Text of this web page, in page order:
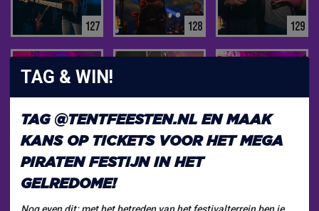
127 128 129
130 131
TAG & WIN!
TAG @TENTFEESTEN.NL EN MAAK
KANS OP TICKETS VOOR HETMEGA
PIRATEN FESTIJNIN HET
GELREDOME!